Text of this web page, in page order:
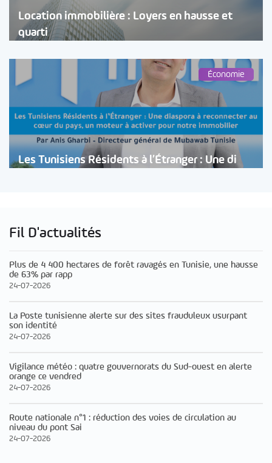
Location immobilière : Loyers en hausse et
quarti
Économie
Les Tunisiens Résidents à l’Étranger : Une di
Fil D'actualités
Plus de 4 400 hectares de forêt ravagés en Tunisie, une hausse
de 63% par rapp
24-07-2026
La Poste tunisienne alerte sur des sites frauduleux usurpant
son identité
24-07-2026
Vigilance météo : quatre gouvernorats du Sud-ouest en alerte
orange ce vendred
24-07-2026
Route nationale n°1 : réduction des voies de circulation au
niveau du pont Sai
24-07-2026